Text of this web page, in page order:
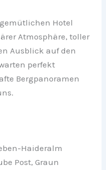
Hotel
Atmosphäre, toller
Ausblick auf den
perfekt
Bergpanoramen
Haideralm
Post, Graun